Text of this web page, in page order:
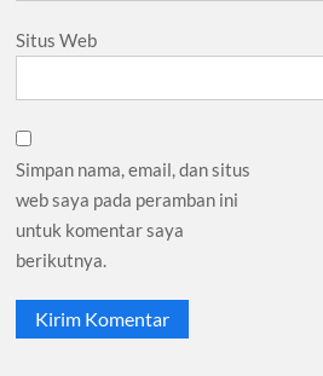
Situs Web
Simpan nama, email, dan situs
web saya pada peramban ini
untuk komentar saya
berikutnya.